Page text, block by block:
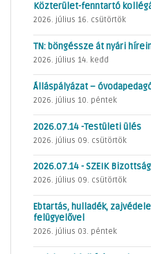
Közterület-fenntartó
2026. július 16. csütörtök
TN: böngéssze át nyári
2026. július 14. kedd
Álláspályázat –
2026. július 10. péntek
2026.07.14 -Testületi ülés
2026. július 09. csütörtök
2026.07.14 - SZEIK
2026. július 09. csütörtök
Ebtartás, hulladék,
felügyelővel
2026. július 03. péntek